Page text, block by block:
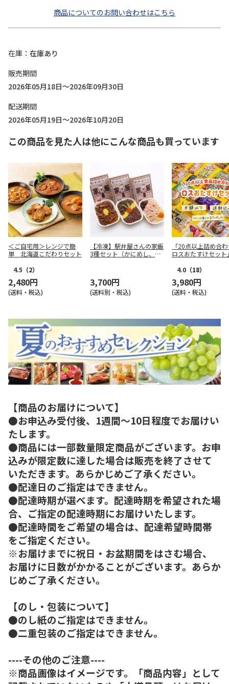
商品についてのお問い合わせはこちら
在庫
在庫あり
販売期間
2026年05月18日～2026年09月30日
配送期間
2026年05月19日～2026年10月20日
この商品を見た人は他にこんな商品も買っています
＜ご自宅用＞レンジで簡
単 北海道こだわりセット
4.5 （2）
2,480円
(送料・税込)
【冷凍】駅弁屋さんの家飯
3種セット（かにめし、鳥
3,700円
(送料別・税込)
「20点以上詰め合
ロスおたすけセット
4.0 （18）
3,980円
(送料・税込)
【商品のお届けについて】
●お申込み受付後、1週間～10日程度でお届けい
たします。
●商品には一部数量限定商品がございます。お申
込みが限定数に達した場合は販売を終了させて
いただきます。あらかじめご了承ください。
●配達日のご指定はできません。
●配達時期が選べます。配達時期を希望された場
合、ご指定の配達時期にお届けいたします。
●配達時間をご希望の場合は、配達希望時間帯
をご指定ください。
※お届けまでに祝日・お盆期間をはさむ場合、
お届けに日数がかかることがございます。あらか
じめご了承ください。
【のし・包装について】
●のし紙のご指定はできません。
●二重包装のご指定はできません。
----その他のご注意----
※商品画像はイメージです。「商品内容」として